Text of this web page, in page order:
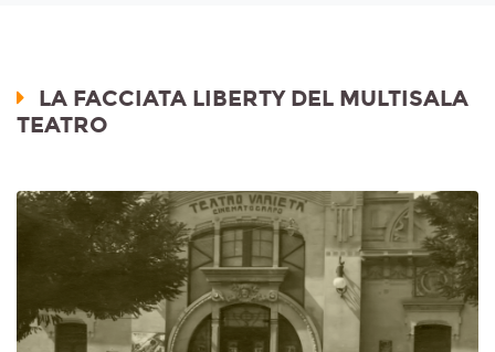
LA FACCIATA LIBERTY DEL MULTISALA
TEATRO